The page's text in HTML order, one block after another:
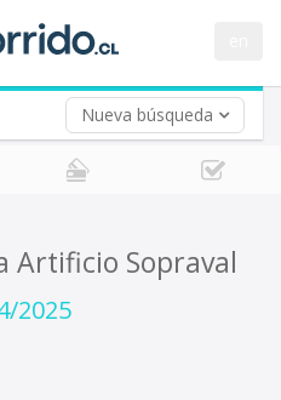
Nueva búsqueda
Artificio Sopraval
2025